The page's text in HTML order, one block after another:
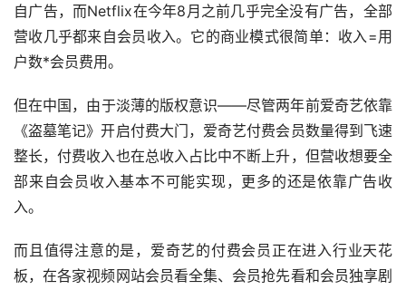
自广告，而Netflix在今年8月之前几乎完全没有广告，全部
营收几乎都来自会员收入。它的商业模式很简单：收入=用
户数*会员费用。
但在中国，由于淡薄的版权意识——尽管两年前爱奇艺依靠
《盗墓笔记》开启付费大门，爱奇艺付费会员数量得到飞速
整长，付费收入也在总收入占比中不断上升，但营收想要全
部来自会员收入基本不可能实现，更多的还是依靠广告收
入。
而且值得注意的是，爱奇艺的付费会员正在进入行业天花
板，在各家视频网站会员看全集、会员抢先看和会员独享剧